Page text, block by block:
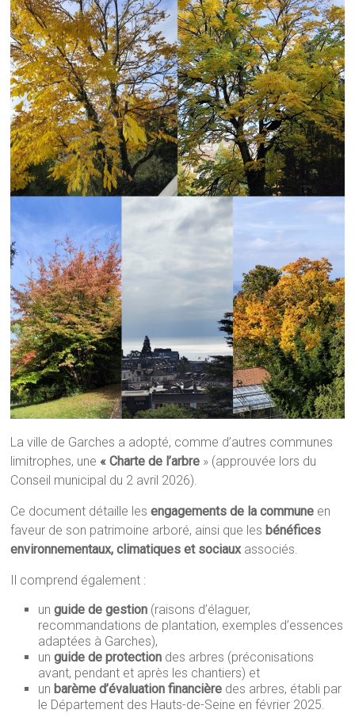
La ville de Garches a adopté, comme d’autres communes
limitrophes, une « Charte de l’arbre » (approuvée lors du
Conseil municipal du 2 avril 2026).
Ce document détaille lesengagements de la commune en
faveur de son patrimoine arboré, ainsi que les bénéfices
environnementaux, climatiques et sociauxassociés.
Il comprend également :
unguide de gestion (raisons d’élaguer,
recommandations de plantation, exemples d’essences
adaptées à Garches),
unguide de protection des arbres (préconisations
avant, pendant et après les chantiers) et
un barème d’évaluation financière des arbres, établi par
le Département des Hauts-de-Seine en février 2025.